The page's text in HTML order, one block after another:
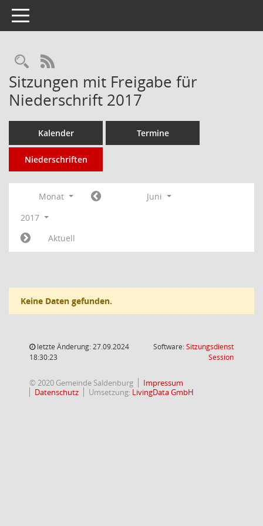
Toggle navigation
Rechercheauswahl
RSS-Feed
Sitzungen mit Freigabe für
Niederschrift 2017
Kalender Termine
Niederschriften
Monat
Juni
2017
Aktuell
Keine Daten gefunden.
letzte Änderung: 27.09.2024
18:30:23
Software:Sitzungsdienst
Session(Wird in
© 2020 Gemeinde Saldenburg
Impressum
Datenschutz
Umsetzung: LivingData GmbH